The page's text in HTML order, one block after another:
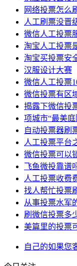
网络投票怎么
人工刷票没晋
微信人工投票
淘宝人工投票
淘宝买投票安
汉服设计大赛
微信人工投票
微信投票有区
揭露下微信投
项城市“最美
自动投票器刷
人工投票平台
微信投票可以
飞鱼微投靠谱
人工投票收费
找人帮忙投票
从事投票水军
刷微信投票多
美篇里的投票
自己的如果您